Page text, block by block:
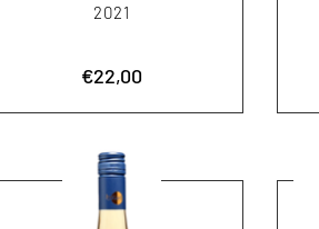
2021
Aktionspreis
€22,00